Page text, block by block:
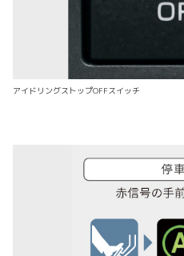
アイドリングストップOFFスイッチ